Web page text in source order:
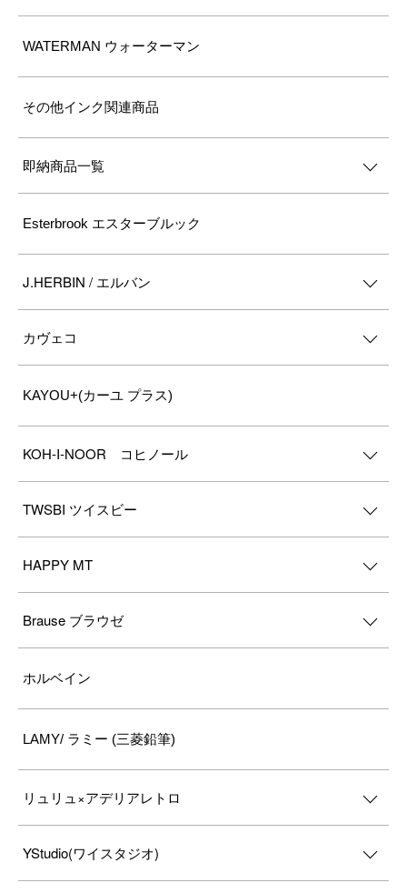
WATERMAN ウォーターマン
その他インク関連商品
即納商品一覧
Esterbrook エスターブルック
J.HERBIN / エルバン
カヴェコ
KAYOU+(カーユ プラス)
KOH-I-NOOR コヒノール
TWSBI ツイスビー
HAPPY MT
Brause ブラウゼ
ホルベイン
LAMY/ ラミー (三菱鉛筆)
リュリュ×アデリアレトロ
YStudio(ワイスタジオ)